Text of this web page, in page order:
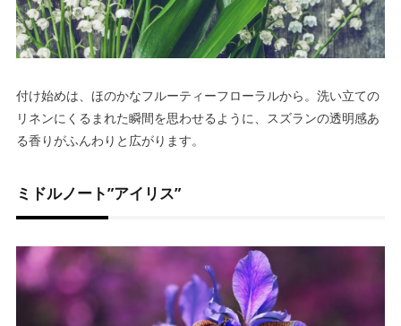
付け始めは、ほのかなフルーティーフローラルから。洗い立ての
リネンにくるまれた瞬間を思わせるように、スズランの透明感あ
る香りがふんわりと広がります。
ミドルノート”アイリス”